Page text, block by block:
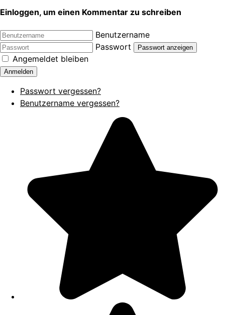
Einloggen, um einen Kommentar zu schreiben
Benutzername
Passwort
Passwort anzeigen
Angemeldet bleiben
Anmelden
Passwort vergessen?
Benutzername vergessen?